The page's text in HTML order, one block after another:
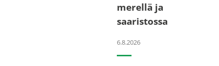
merellä ja
saaristossa
6.8.2026